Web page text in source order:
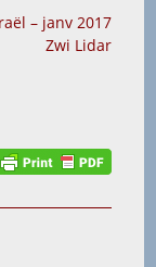
– janv 2017
Zwi Lidar